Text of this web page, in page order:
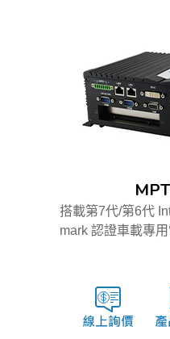
搭載第7代/第6代
mark 認證車載專